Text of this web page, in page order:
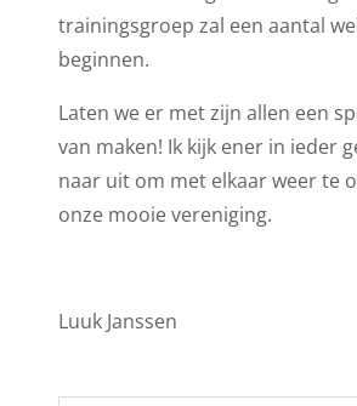
trainingsgroep zal een aantal
beginnen.
Laten we er met zijn allen een
van maken! Ik kijk ener in ieder
naar uit om met elkaar weer te
onze mooie vereniging.
Luuk Janssen